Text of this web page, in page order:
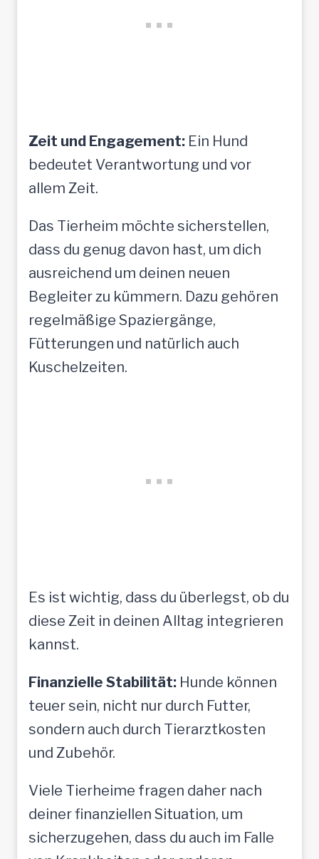
Zeit und Engagement: Ein Hund
bedeutet Verantwortung und vor
allem Zeit.
Das Tierheim möchte sicherstellen,
dass du genug davon hast, um dich
ausreichend um deinen neuen
Begleiter zu kümmern. Dazu gehören
regelmäßige Spaziergänge,
Fütterungen und natürlich auch
Kuschelzeiten.
Es ist wichtig, dass du überlegst, ob du
diese Zeit in deinen Alltag integrieren
kannst.
Finanzielle Stabilität: Hunde können
teuer sein, nicht nur durch Futter,
sondern auch durch Tierarztkosten
und Zubehör.
Viele Tierheime fragen daher nach
deiner finanziellen Situation, um
sicherzugehen, dass du auch im Falle